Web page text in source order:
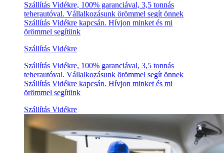
Szállítás Vidékre, 100% garanciával, 3,5 tonnás
teherautóval. Vállalkozásunk örömmel segít önnek
Szállítás Vidékre kapcsán. Hívjon minket és mi
örömmel segítünk
Szállítás Vidékre
Szállítás Vidékre, 100% garanciával, 3,5 tonnás
teherautóval. Vállalkozásunk örömmel segít önnek
Szállítás Vidékre kapcsán. Hívjon minket és mi
örömmel segítünk
Szállítás Vidékre